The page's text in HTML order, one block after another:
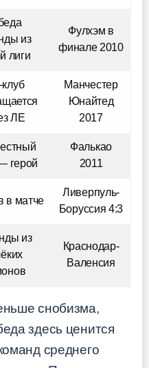
из
лиги
Фулхэм в
финале 2010
ЛЕ
Манчестер
Юнайтед
2017
герой
Фалькао
2011
в матче
Ливерпуль-
Боруссия 4:3
из
Краснодар-
Валенсия
снобизма,
здесь ценится
среднего